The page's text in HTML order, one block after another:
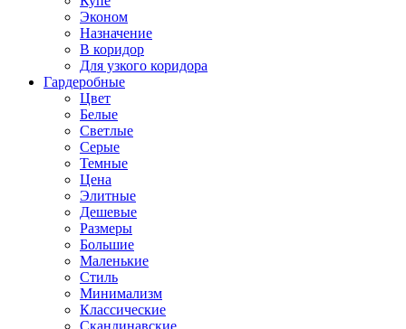
Эконом
Назначение
В коридор
Для узкого коридора
Гардеробные
Цвет
Белые
Светлые
Серые
Темные
Цена
Элитные
Дешевые
Размеры
Большие
Маленькие
Стиль
Минимализм
Классические
Скандинавские